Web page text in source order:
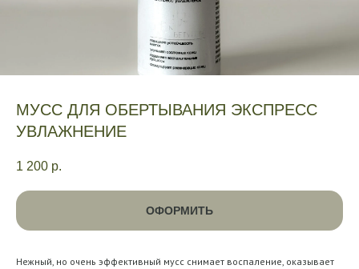
МУСС ДЛЯ ОБЕРТЫВАНИЯ ЭКСПРЕСС
УВЛАЖНЕНИЕ
1 200 р.
ОФОРМИТЬ
Нежный, но очень эффективный мусс снимает воспаление, оказывает